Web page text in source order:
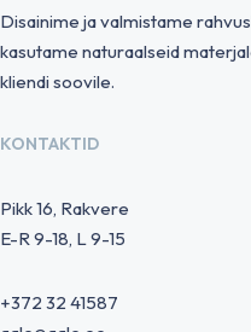
Disainime ja valmistame
kasutame naturaalseid
kliendi soovile.
KONTAKTID
Pikk 16, Rakvere
E-R 9-18, L 9-15
+372 32 41587